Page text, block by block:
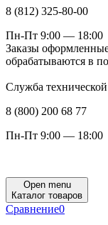
8 (812) 325-80-00
Пн-Пт 9:00 — 18:00
Заказы
обрабатываются в
Служба
8 (800) 200 68 77
Пн-Пт 9:00 — 18:00
Open menu
Каталог товаров
Сравнение0